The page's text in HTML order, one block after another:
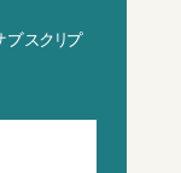
ブスクリプ